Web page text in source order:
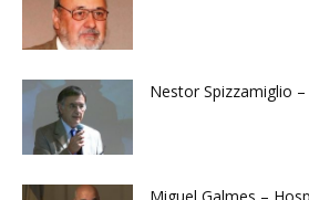
Nestor Spizzamiglio
Miguel Galmes –